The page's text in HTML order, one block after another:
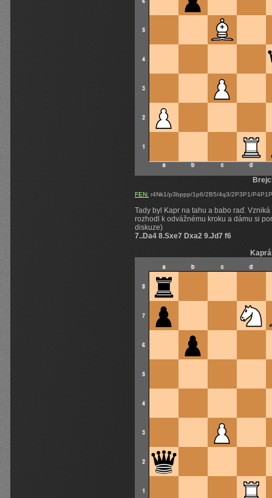
FEN: r4Nk1/p3bppp/1p6/2B5/4q3/2P3P1/
Tady byl Kapr na tahu a babo raď.
rozhodl k odvážnému kroku a dámu si
diskuze)
7..Da4 8.Sxe7 Dxa2 9.Jd7 f6